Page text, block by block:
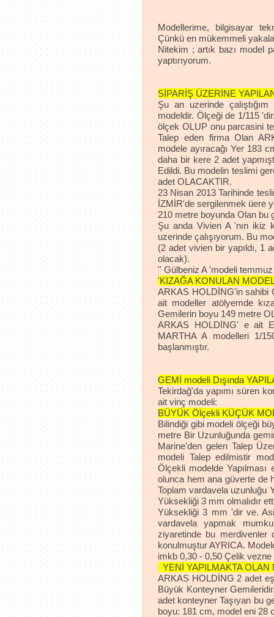
Modellerime, bilgisayar
Çünkü en mükemmeli
Nitekim ; artık bazı model
yaptırıyorum.
SİPARİŞ ÜZERİNE
Şu an uzerinde
modeldir. Ölçeği de 1/115
ölçek OLUP onu parcasini
Talep eden firma Olan
modele ayıracağı Yer 183
daha bir kere 2 adet
Edildi. Bu modelin teslimi
adet OLACAKTIR.
23 Nisan 2013 Tarihinde
İZMİR'de sergilenmek üere
210 metre boyunda Olan bu
Şu anda Vivien A 'nın ikiz
uzerinde çalışıyorum. Bu
(2 adet vivien bir yapıldı, 1
olacak).
'' Gülbeniz A 'modeli
'KIZAĞA KONULAN
ARKAS HOLDİNG'in sahibi
ait modeller atölyemde
Gemilerin boyu 149 metre
ARKAS HOLDİNG' e ait
MARTHA A modelleri 1/
başlanmıştır.
GEMİ modeli Dışında
Tekirdağ'da yapımı süren
ait vinç modeli:
BÜYÜK Ölçekli KÜÇÜK
Bilindiği gibi modeli ölçeği
metre Bir Uzunluğunda
Marine'den gelen Talep
modeli Talep edilmistir
Ölçekli modelde
olunca hem ana güverte de
Toplam vardavela uzunluğu
Yüksekliği 3 mm olmalıdır
Yüksekliği 3 mm 'dir ve.
vardavela yapmak
ziyaretinde bu merdivenler
konulmuştur AYRICA.
imkb 0,30 - 0,50 Çelik
YENİ YAPILMAKTA OLAN
ARKAS HOLDİNG 2 adet
Büyük Konteyner
adet konteyner Taşıyan bu
boyu: 181 cm, model eni 28